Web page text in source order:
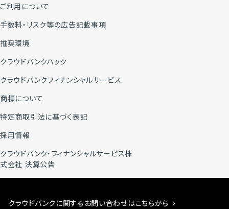
ご利用について
手数料・リスク等の広告記載事項
推奨環境
クラウドバンクハック
クラウドバンクフィナンシャルサービス
商標について
特定商取引法に基づく表記
採用情報
クラウドバンク・フィナンシャルサービス株
式会社 決算公告
クラウドバンクに関するお問い合わせはこちらから